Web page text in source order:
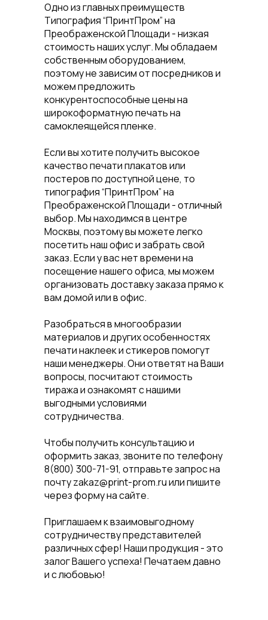
Одно из главных преимуществ
Типография “ПринтПром” на
Преображенской Площади - низкая
стоимость наших услуг. Мы обладаем
собственным оборудованием,
поэтому не зависим от посредников и
можем предложить
конкурентоспособные цены на
широкоформатную печать на
самоклеящейся пленке.
Если вы хотите получить высокое
качество печати плакатов или
постеров по доступной цене, то
типография “ПринтПром” на
Преображенской Площади - отличный
выбор. Мы находимся в центре
Москвы, поэтому вы можете легко
посетить наш офис и забрать свой
заказ. Если у вас нет времени на
посещение нашего офиса, мы можем
организовать доставку заказа прямо к
вам домой или в офис.
Разобраться в многообразии
материалов и других особенностях
печати наклеек и стикеров помогут
наши менеджеры. Они ответят на Ваши
вопросы, посчитают стоимость
тиража и ознакомят с нашими
выгодными условиями
сотрудничества.
Чтобы получить консультацию и
оформить заказ, звоните по телефону
8(800) 300-71-91, отправьте запрос на
почту zakaz@print-prom.ru или пишите
через форму на сайте.
Приглашаем к взаимовыгодному
сотрудничеству представителей
различных сфер! Наши продукция - это
залог Вашего успеха! Печатаем давно
и с любовью!